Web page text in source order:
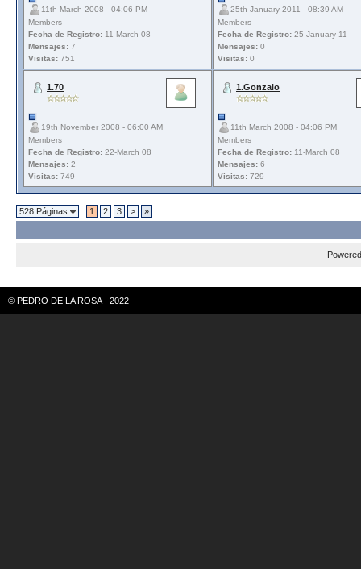
11th March 2008 - 04:06 PM
Members
Fecha de Registro: 11-March 08
Mensajes: 7
Visitas: 751
25th January 2011 - 08:39 AM
Members
Fecha de Registro: 25-January 11
Mensajes: 0
Visitas: 0
1.70
19th November 2008 - 06:00 AM
Members
Fecha de Registro: 22-March 08
Mensajes: 2
Visitas: 749
1.Gonzalo
11th March 2008 - 04:06 PM
Members
Fecha de Registro: 11-March 08
Mensajes: 6
Visitas: 729
528 Páginas 1 2 3 > »
© PEDRO DE LA ROSA - 2022